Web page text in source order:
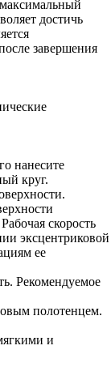
достичь
завершения
нанесите
круг.
скорость
эксцентриковой
ее
Рекомендуемое
полотенцем.
и